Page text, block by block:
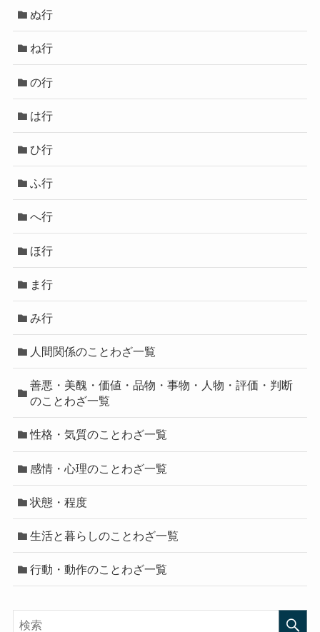
ぬ行
ね行
の行
は行
ひ行
ふ行
へ行
ほ行
ま行
み行
人間関係のことわざ一覧
善悪・美醜・価値・品物・事物・人物・評価・判断
のことわざ一覧
性格・気質のことわざ一覧
感情・心理のことわざ一覧
状態・程度
生活と暮らしのことわざ一覧
行動・動作のことわざ一覧